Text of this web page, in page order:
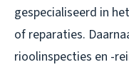
gespecialiseerd in
of reparaties.
rioolinspecties en -